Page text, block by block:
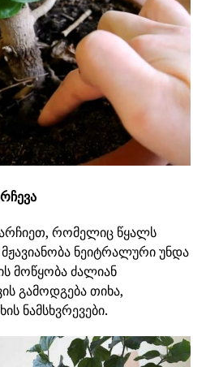
რომელიც წყალს
ნეიტრალური უნდა
მოწყობა ძალიან
გამოდგება თიხა,
ნამსხვრევები.